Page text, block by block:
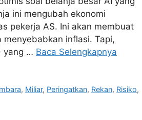
ini mengubah ekonomi
pekerja AS. Ini akan membuat
inflasi. Tapi,
yang … Baca Selengkapnya
, Miliar, Peringatkan, Rekan, Risiko,